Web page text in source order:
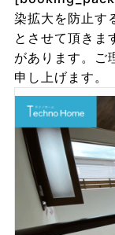
染拡大を防止す
とさせて頂きま
があります。ご
申し上げます。